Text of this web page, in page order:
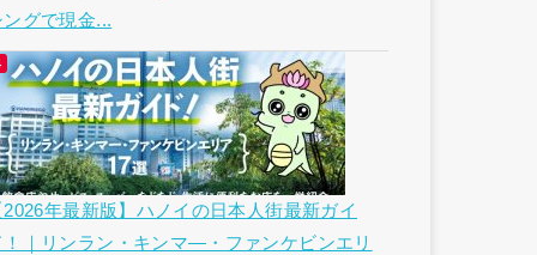
ングで現金...
2026年最新版】ハノイの日本人街最新ガイ
！｜リンラン・キンマ―・ファンケビンエリ